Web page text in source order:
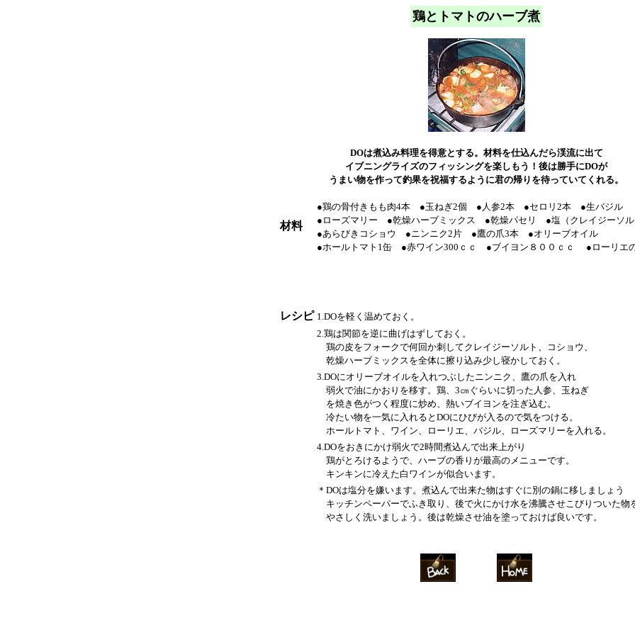
鶏とトマトのハーブ煮
DOは煮込み料理を得意とする。材料を仕込んだら渓流に出て
イブニングライズのフィッシングを楽しもう！後は勝手にDOが
うまい物を作って釣果を祝福するように君の帰りを待っていてくれる。
材料
●鶏の骨付きもも肉4本 ●玉ねぎ2個 ●人参2本 ●セロリ2本 ●生バジル
●ローズマリー ●乾燥ハーブミックス ●乾燥パセリ ●塩（クレイジーソル
●あらびきコショウ ●ニンニク2片 ●鷹の爪3本 ●オリーブオイル
●ホールトマト1缶 ●赤ワイン300ｃｃ ●ブイヨン８００ｃｃ
●ローリエ
レシピ 1.DOを軽く温めておく。
2.鶏は関節を逆に曲げはずしておく。
鶏の皮をフォークで何回か刺してクレイジーソルト、コショウ、
乾燥ハーブミックスを全体に擦り込み少し寝かしておく。
3.DOにオリーブオイルを入れつぶしたニンニク、鷹の爪を入れ
弱火で油にかおりを移す。鶏、3㎝ぐらいに切った人参、玉ねぎ
を焼き色がつく程度に炒め、熱いブイヨンを注ぎ込む。
冷たい物を一気に入れるとDOにひびが入るので気をつける。
ホールトマト、ワイン、ローリエ、バジル、ローズマリーを入れる。
4.DOをおきにかけ弱火で2時間煮込んで出来上がり
鶏がとろけるようで、ハーブの香りが最高のメニューです。
キンキンに冷えた白ワインが似合います。
＊DOは塩分を嫌います。煮込んで出来た物はすぐに別の鍋に移しましょう
キッチンペーパーでふき取り、後で火にかけ水を沸騰させこびりついた物
やさしく洗いましょう。後は乾燥させ油を塗っておけば良いです。